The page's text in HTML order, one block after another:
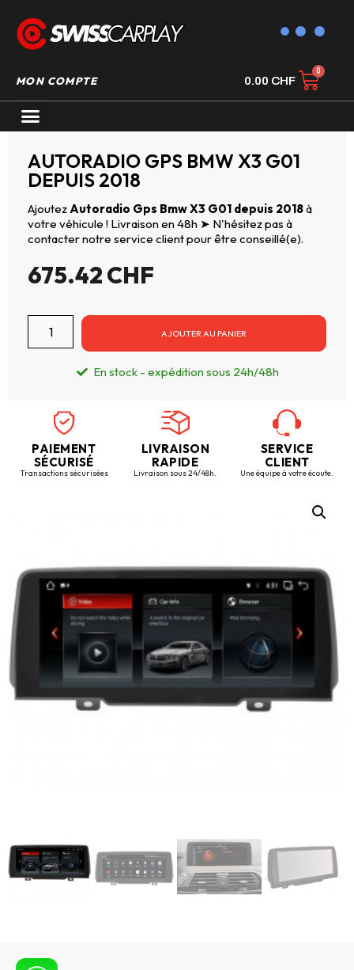
MON COMPTE 0.00 CHF
AUTORADIO GPS BMW X3 G01
DEPUIS 2018
Ajoutez Autoradio Gps Bmw X3 G01 depuis 2018à
votre véhicule ! Livraison en 48h ➤ N'hésitez pas à
contacter notre service client pour être conseillé(e).
675.42CHF
AJOUTER AU PANIER
En stock - expédition sous 24h/48h
PAIEMENT
SÉCURISÉ
Transactions sécurisées
LIVRAISON
RAPIDE
Livraison sous 24/48h.
SERVICE
CLIENT
Une équipe à votre écoute.